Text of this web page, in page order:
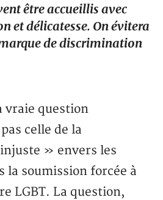
être accueillis avec
et délicatesse. On évitera
de discrimination
vraie question
celle de la
» envers les
la soumission forcée à
LGBT. La question,